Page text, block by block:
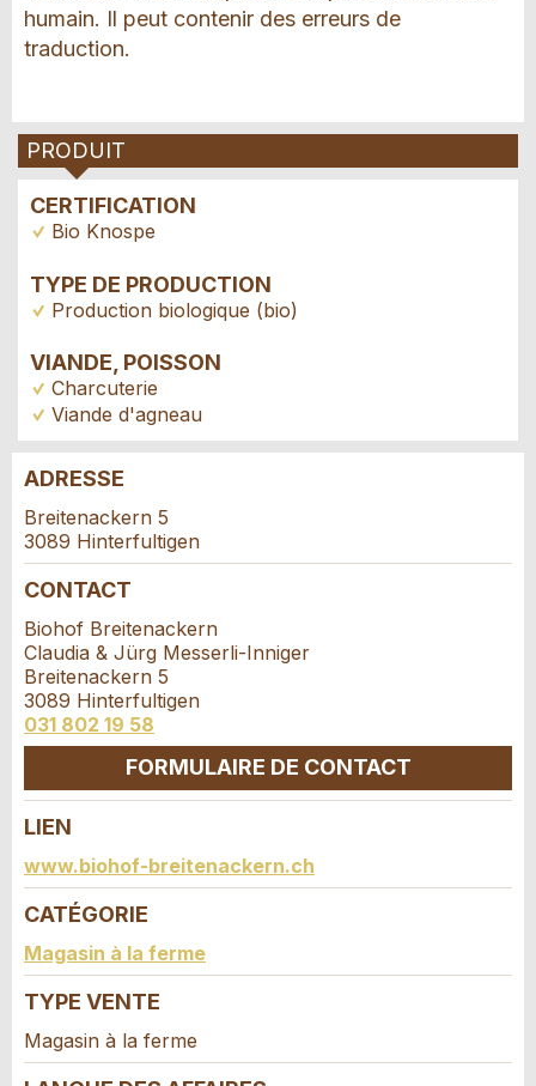
humain. Il peut contenir des erreurs de
traduction.
PRODUIT
CERTIFICATION
Bio Knospe
TYPE DE PRODUCTION
Production biologique (bio)
VIANDE, POISSON
Charcuterie
Viande d'agneau
Annonces répréhensibles
Vos commentaires sont grandement appréciés!
Commentaires généraux
Cette annonce n'est plus valable
Annonce incomplète
Nachricht
Recommander l'annonce
Recommandez cette annonce à des amis.
* Saisie nécessaire
RECOMMANDER L'ANNONCE
Fermer
Réservation
Nombre de participants *:
Prénom / Nom *:
Entreprise / organisation:
Complément d'adresse:
Rue et N° *:
ADRESSE
Breitenackern 5
3089 Hinterfultigen
CONTACT
Biohof Breitenackern
Claudia & Jürg Messerli-Inniger
Breitenackern 5
3089 Hinterfultigen
031 802 19 58
FORMULAIRE DE CONTACT
Contact
Composez un message à la personne de
contact pour cette annonce .
LIEN
www.biohof-breitenackern.ch
CATÉGORIE
Magasin à la ferme
TYPE VENTE
Magasin à la ferme